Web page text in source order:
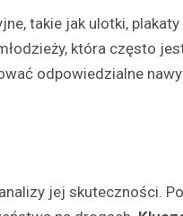
takie jak ulotki,
która często
odpowiedzialne
jej skuteczności.